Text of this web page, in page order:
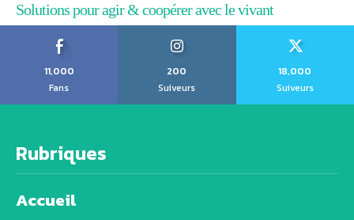
Solutions pour agir & coopérer avec le vivant
11,000
Fans
200
Suiveurs
18,000
Suiveurs
Rubriques
Accueil